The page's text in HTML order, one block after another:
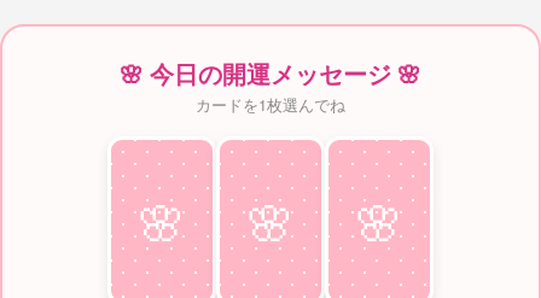
🌸 今日の開運メッセージ 🌸
カードを1枚選んでね
🌸
♥ 🌸
♥ 🌸
♥